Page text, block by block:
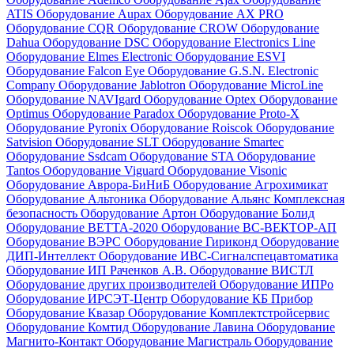
ATIS Оборудование Aupax Оборудование AX PRO
Оборудование CQR Оборудование CROW Оборудование
Dahua Оборудование DSC Оборудование Electronics Line
Оборудование Elmes Electronic Оборудование ESVI
Оборудование Falcon Eye Оборудование G.S.N. Electronic
Company Оборудование Jablotron Оборудование MicroLine
Оборудование NAVIgard Оборудование Optex Оборудование
Optimus Оборудование Paradox Оборудование Proto-X
Оборудование Pyronix Оборудование Roiscok Оборудование
Satvision Оборудование SLT Оборудование Smartec
Оборудование Ssdcam Оборудование STA Оборудование
Tantos Оборудование Viguard Оборудование Visonic
Оборудование Аврора-БиНиБ Оборудование Агрохимикат
Оборудование Альтоника Оборудование Альянс Комплексная
безопасность Оборудование Артон Оборудование Болид
Оборудование ВЕТТА-2020 Оборудование ВС-ВЕКТОР-АП
Оборудование ВЭРС Оборудование Гириконд Оборудование
ДИП-Интеллект Оборудование ИВС-Сигналспецавтоматика
Оборудование ИП Раченков А.В. Оборудование ВИСТЛ
Оборудование других производителей Оборудование ИПРо
Оборудование ИРСЭТ-Центр Оборудование КБ Прибор
Оборудование Квазар Оборудование Комплектстройсервис
Оборудование Комтид Оборудование Лавина Оборудование
Магнито-Контакт Оборудование Магистраль Оборудование